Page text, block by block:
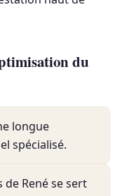
du
longue
spécialisé.
de René se sert